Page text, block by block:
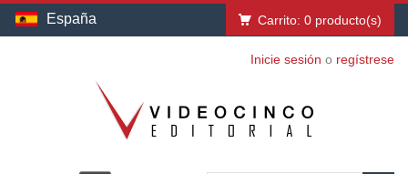
España Carrito: 0 producto(s)
Inicie sesión o regístrese